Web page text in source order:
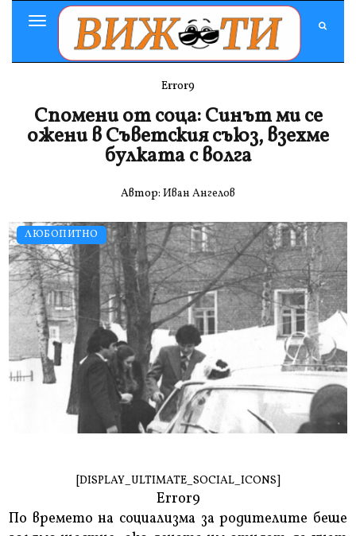
Toggle
Navigation
ЛЮБОПИТНО
Error9
Спомени от соца: Синът ми се
ожени в Съветския съюз, взехме
булката с волга
Автор: Иван Ангелов
[DISPLAY_ULTIMATE_SOCIAL_ICONS]
Error9
По времето на социализма за родителите беше